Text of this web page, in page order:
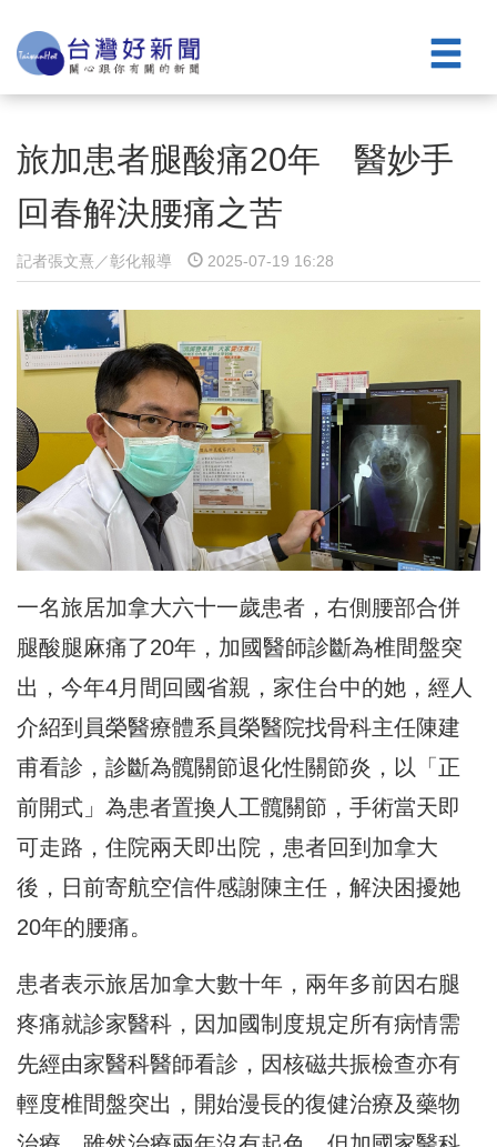
旅加患者腿酸痛20年 醫妙手
回春解決腰痛之苦
記者張文熹／彰化報導 2025-07-19 16:28
一名旅居加拿大六十一歲患者，右側腰部合併
腿酸腿麻痛了20年，加國醫師診斷為椎間盤突
出，今年4月間回國省親，家住台中的她，經人
介紹到員榮醫療體系員榮醫院找骨科主任陳建
甫看診，診斷為髖關節退化性關節炎，以「正
前開式」為患者置換人工髖關節，手術當天即
可走路，住院兩天即出院，患者回到加拿大
後，日前寄航空信件感謝陳主任，解決困擾她
20年的腰痛。
患者表示旅居加拿大數十年，兩年多前因右腿
疼痛就診家醫科，因加國制度規定所有病情需
先經由家醫科醫師看診，因核磁共振檢查亦有
輕度椎間盤突出，開始漫長的復健治療及藥物